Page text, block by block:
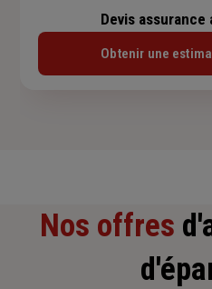
Devis assurance
Obtenir une
Nos offres